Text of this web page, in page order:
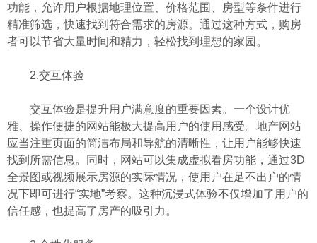
功能，允许用户根据地理位置、价格范围、房型等条件进行
精准筛选，快速找到符合需求的房源。通过这种方式，购房
者可以节省大量时间和精力，轻松找到理想的家园。
2.交互体验
交互体验是提升用户满意度的重要因素。一个设计优
雅、操作便捷的网站能极大提高用户的使用感受。地产网站
应当注重页面的简洁布局和导航的清晰性，让用户能够快速
找到所需信息。同时，网站可以集成虚拟看房功能，通过3D
全景图或视频展示房源的实际情况，使用户在足不出户的情
况下即可进行“实地”考察。这种沉浸式体验不仅增加了用户的
信任感，也提高了房产的吸引力。